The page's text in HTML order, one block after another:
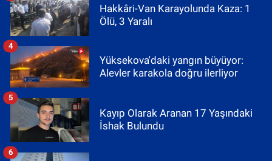
Hakkâri-Van Karayolunda Kaza: 1
Ölü, 3 Yaralı
Yüksekova'daki yangın büyüyor:
Alevler karakola doğru ilerliyor
4
Kayıp Olarak Aranan 17 Yaşındaki
İshak Bulundu
5
6